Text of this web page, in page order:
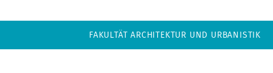
FAKULTÄT ARCHITEKTUR UND URBANISTIK